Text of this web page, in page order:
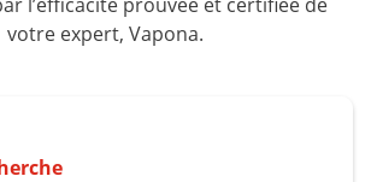
votre expert, Vapona.